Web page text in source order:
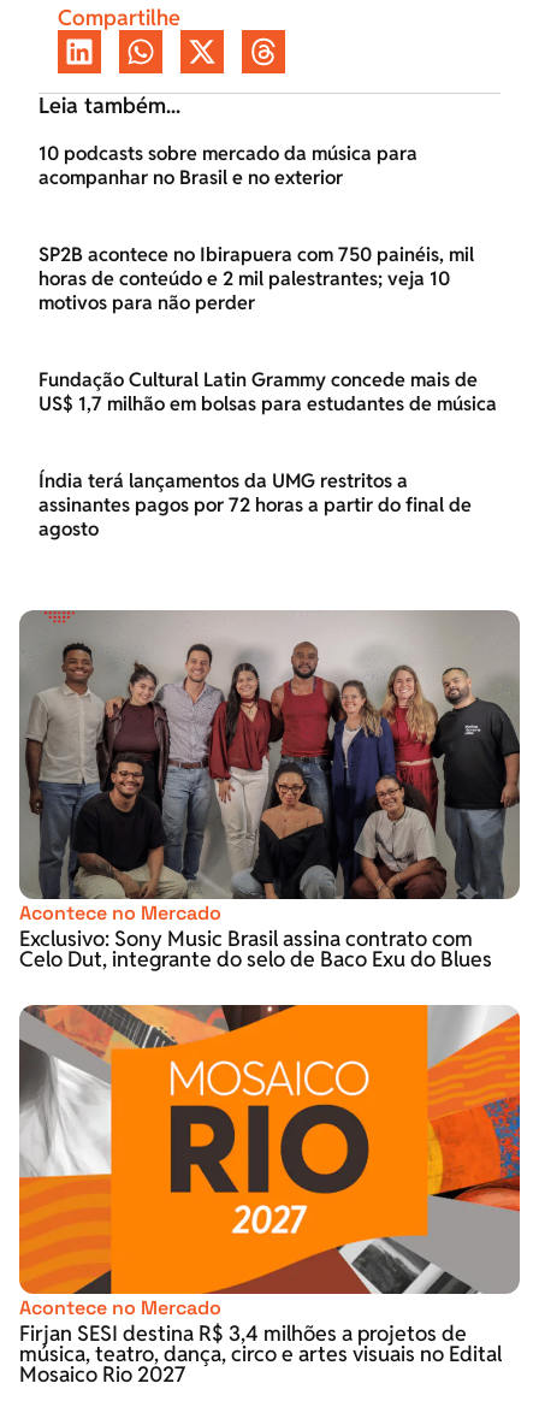
Compartilhe
Leia também...
10 podcasts sobre mercado da música para
acompanhar no Brasil e no exterior
SP2B acontece no Ibirapuera com 750 painéis, mil
horas de conteúdo e 2 mil palestrantes; veja 10
motivos para não perder
Fundação Cultural Latin Grammy concede mais de
US$ 1,7 milhão em bolsas para estudantes de música
Índia terá lançamentos da UMG restritos a
assinantes pagos por 72 horas a partir do final de
agosto
Acontece no Mercado
Exclusivo: Sony Music Brasil assina contrato com
Celo Dut, integrante do selo de Baco Exu do Blues
Acontece no Mercado
Firjan SESI destina R$ 3,4 milhões a projetos de
música, teatro, dança, circo e artes visuais no Edital
Mosaico Rio 2027